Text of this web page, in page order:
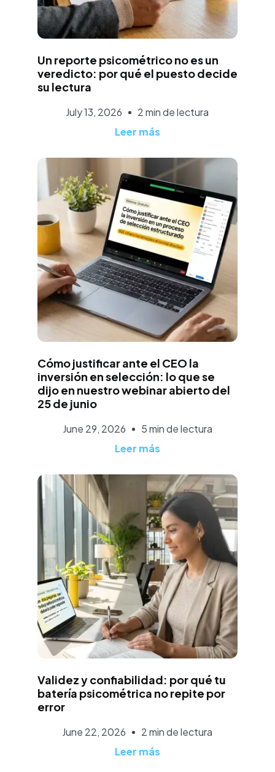
José Luis Lopéz
Un reporte psicométrico no es un
veredicto: por qué el puesto decide
su lectura
July 13, 2026
2 min de lectura
Leer más
José Luis Lopéz
Cómo justificar ante el CEO la
inversión en selección: lo que se
dijo en nuestro webinar abierto del
25 de junio
June 29, 2026
5 min de lectura
Leer más
José Luis Lopéz
Validez y confiabilidad: por qué tu
batería psicométrica no repite por
error
June 22, 2026
2 min de lectura
Leer más